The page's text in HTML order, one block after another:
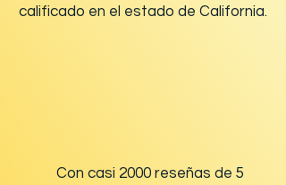
calificado en el estado de California.
Con casi 2000 reseñas de 5